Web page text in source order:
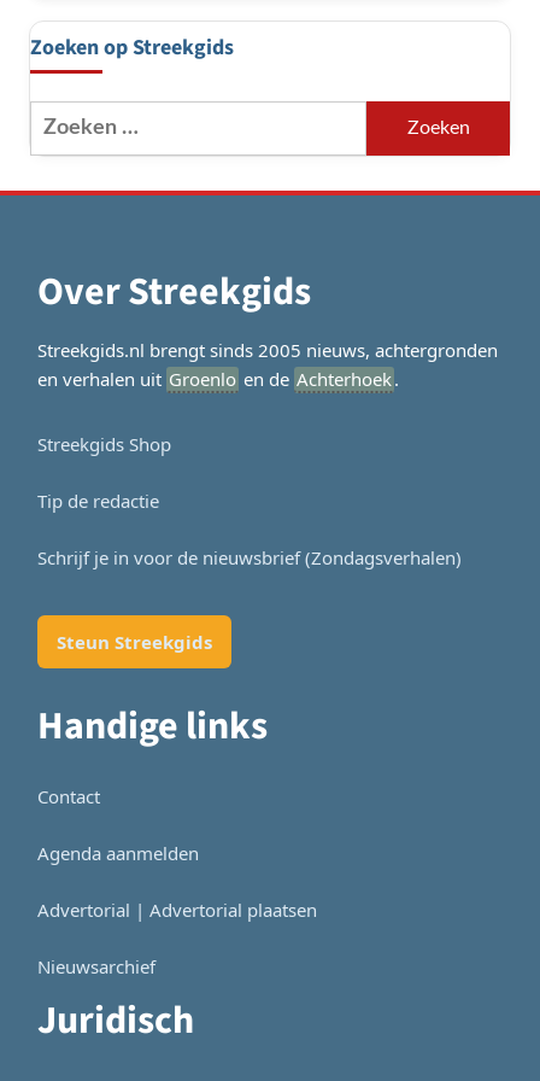
Zoeken op Streekgids
Zoeken
naar:
Over Streekgids
Streekgids.nl brengt sinds 2005 nieuws, achtergronden
en verhalen uit Groenlo en de Achterhoek.
Streekgids Shop
Tip de redactie
Schrijf je in voor de nieuwsbrief (Zondagsverhalen)
Steun Streekgids
Handige links
Contact
Agenda aanmelden
Advertorial | Advertorial plaatsen
Nieuwsarchief
Juridisch